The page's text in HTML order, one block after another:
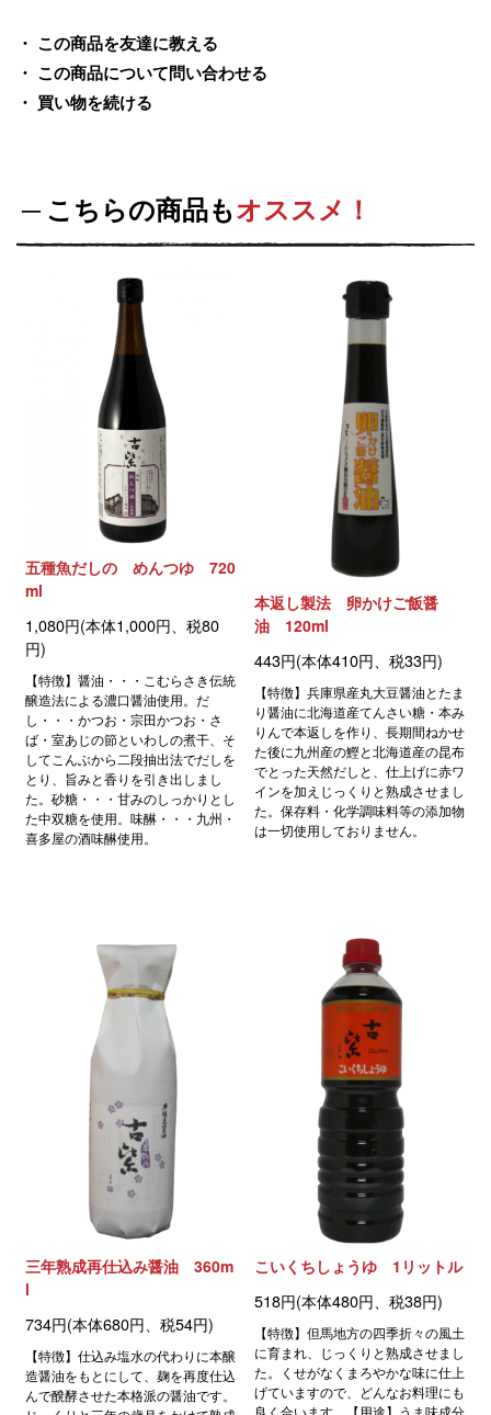
この商品を友達に教える
この商品について問い合わせる
買い物を続ける
こちらの商品もオススメ！
五種魚だしの めんつゆ 720
ml
1,080円(本体1,000円、税80
円)
【特徴】醤油・・・こむらさき伝統
醸造法による濃口醤油使用。だ
し・・・かつお・宗田かつお・さ
ば・室あじの節といわしの煮干、そ
してこんぶから二段抽出法でだしを
とり、旨みと香りを引き出しまし
た。砂糖・・・甘みのしっかりとし
た中双糖を使用。味醂・・・九州・
喜多屋の酒味醂使用。
本返し製法 卵かけご飯醤
油 120ml
443円(本体410円、税33円)
【特徴】兵庫県産丸大豆醤油とたま
り醤油に北海道産てんさい糖・本み
りんで本返しを作り、長期間ねかせ
た後に九州産の鰹と北海道産の昆布
でとった天然だしと、仕上げに赤ワ
インを加えじっくりと熟成させまし
た。保存料・化学調味料等の添加物
は一切使用しておりません。
三年熟成再仕込み醤油 360m
l
734円(本体680円、税54円)
【特徴】仕込み塩水の代わりに本醸
造醤油をもとにして、麹を再度仕込
んで醗酵させた本格派の醤油です。
こいくちしょうゆ 1リットル
518円(本体480円、税38円)
【特徴】但馬地方の四季折々の風土
に育まれ、じっくりと熟成させまし
た。くせがなくまろやかな味に仕上
げていますので、どんなお料理にも